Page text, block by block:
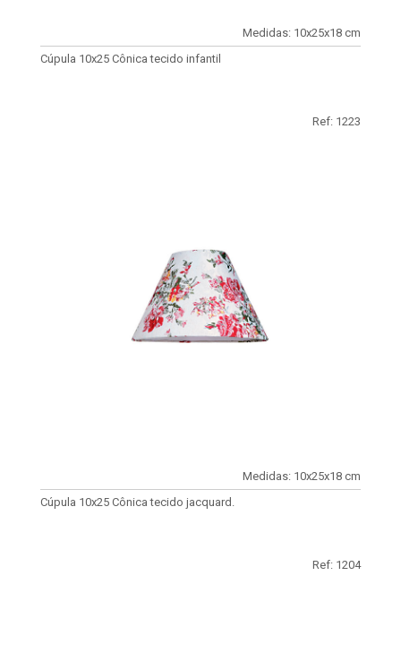
Medidas: 10x25x18 cm
Cúpula 10x25 Cônica tecido infantil
Ref: 1223
Medidas: 10x25x18 cm
Cúpula 10x25 Cônica tecido jacquard.
Ref: 1204